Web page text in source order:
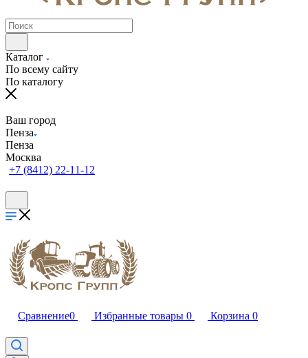
Каталог
По всему сайту
По каталогу
Ваш город
Пенза
Пенза
Москва
+7 (8412) 22-11-12
Сравнение0 Избранные товары 0 Корзина 0